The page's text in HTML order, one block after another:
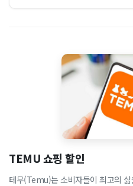
TEMU 쇼핑 할인
테무(Temu)는 소비자들이 최고의